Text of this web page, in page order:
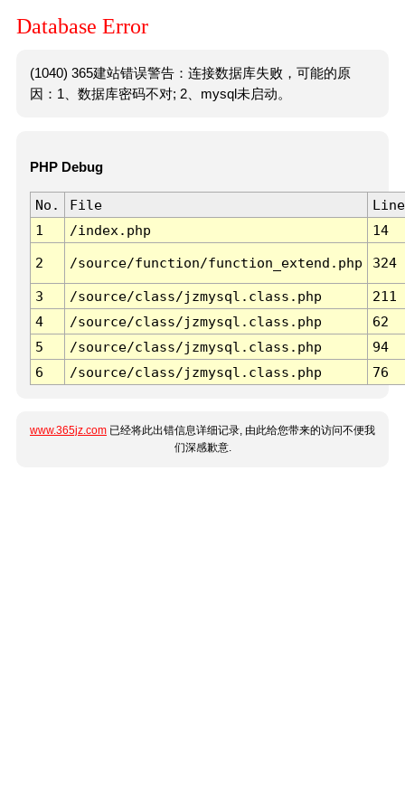
Database Error
(1040) 365建站错误警告：连接数据库失败，可能的原
因：1、数据库密码不对; 2、mysql未启动。
PHP Debug
No. File
Line
1
/index.php 14
2 /source/function/function_extend.php 324
3 /source/class/jzmysql.class.php
211
4
/source/class/jzmysql.class.php
62
5
/source/class/jzmysql.class.php
94
6
/source/class/jzmysql.class.php 76
www.365jz.com 已经将此出错信息详细记录, 由此给您带来的访问不便我
们深感歉意.